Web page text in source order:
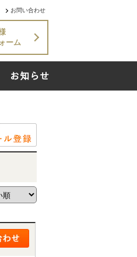
ーム
お問い合わせ
お知らせ